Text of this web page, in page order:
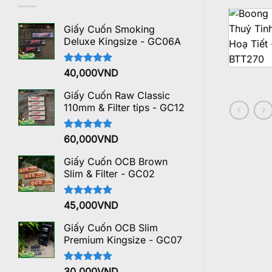
Giấy Cuốn Smoking
Deluxe Kingsize - GC06A
Được xếp
hạng
5 sao
40,000VND
Giấy Cuốn Raw Classic
110mm & Filter tips - GC12
Được xếp
hạng
5 sao
60,000VND
Giấy Cuốn OCB Brown
Slim & Filter - GC02
Được xếp
hạng
5 sao
45,000VND
Giấy Cuốn OCB Slim
Premium Kingsize - GC07
Được xếp